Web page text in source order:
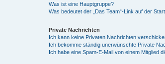
Was ist eine Hauptgruppe?
Was bedeutet der „Das Team“-Link auf der
Private Nachrichten
Ich kann keine Privaten Nachrichten
Ich bekomme ständig unerwünschte Private
Ich habe eine Spam-E-Mail von einem Mitglied